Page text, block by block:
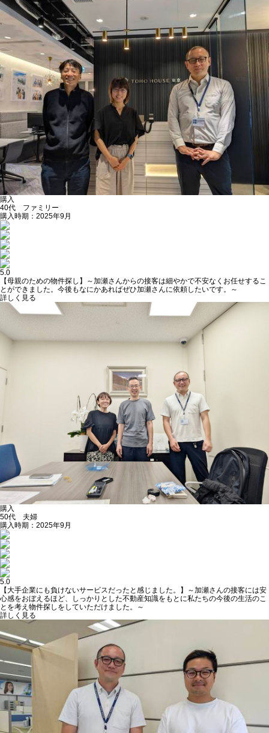
購入
40代 ファミリー
購入時期：2025年9月
5.0
【母親のための物件探し】～加瀬さんからの接客は細やかで不安なくお任せするこ
とができました。今後もなにかあればぜひ加瀬さんに依頼したいです。～
詳しく見る
購入
50代 夫婦
購入時期：2025年9月
5.0
【大手企業にも負けないサービスだったと感じました。】～加瀬さんの接客には安
心感をおぼえるほど、しっかりとした不動産知識をもとに私たちの今後の生活のこ
とを考え物件探しをしていただけました。～
詳しく見る